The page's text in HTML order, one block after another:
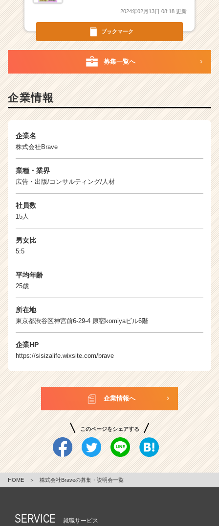
ア
（C
r
ブックマーク
2024年02月13日 08:18 更新
募集一覧へ
企業情報
企業名
株式会社Brave
業種・業界
広告・出版/コンサルティング/人材
社員数
15人
男女比
5:5
平均年齢
25歳
所在地
東京都渋谷区神宮前6-29-4 原宿komiyaビル6階
企業HP
https://sisizalife.wixsite.com/brave
企業情報へ
このページをシェアする
HOME ＞ 株式会社Braveの募集・説明会一覧
SERVICE 就職サービス